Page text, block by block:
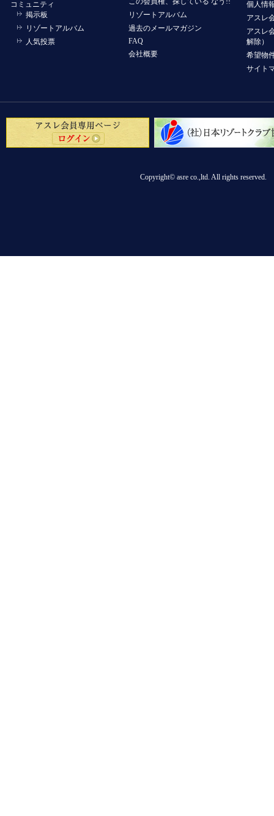
コミュニティ
掲示板
リゾートアルバム
人気投票
リゾートアルバム
過去のメールマガジン
FAQ
会社概要
個人情
アスレ
アスレ
解除）
希望物
サイト
Copyright© asre co.,ltd. All rights